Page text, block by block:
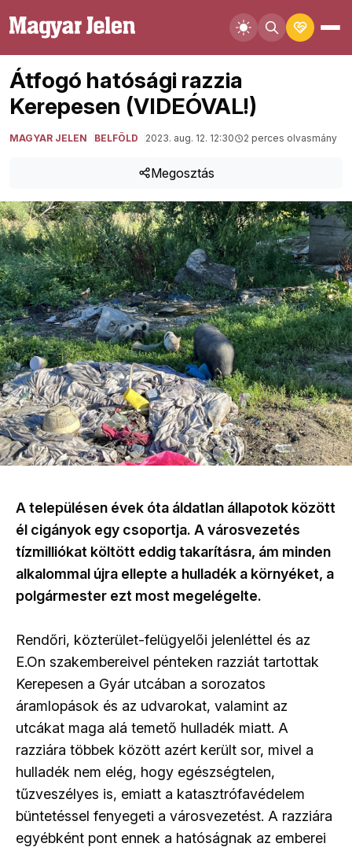
Átfogó hatósági razzia
Kerepesen (VIDEÓVAL!)
MAGYAR JELEN BELFÖLD 2023. aug. 12. 12:30 2 perces olvasmány
Megosztás
A településen évek óta áldatlan állapotok között
él cigányok egy csoportja. A városvezetés
tízmilliókat költött eddig takarításra, ám minden
alkalommal újra ellepte a hulladék a környéket, a
polgármester ezt most megelégelte.
Rendőri, közterület-felügyelői jelenléttel és az
E.On szakembereivel pénteken razziát tartottak
Kerepesen a Gyár utcában a sorozatos
áramlopások és az udvarokat, valamint az
utcákat maga alá temető hulladék miatt. A
razziára többek között azért került sor, mivel a
hulladék nem elég, hogy egészségtelen,
tűzveszélyes is, emiatt a katasztrófavédelem
büntetéssel fenyegeti a városvezetést. A razziára
egyébként pont ennek a hatóságnak az emberei